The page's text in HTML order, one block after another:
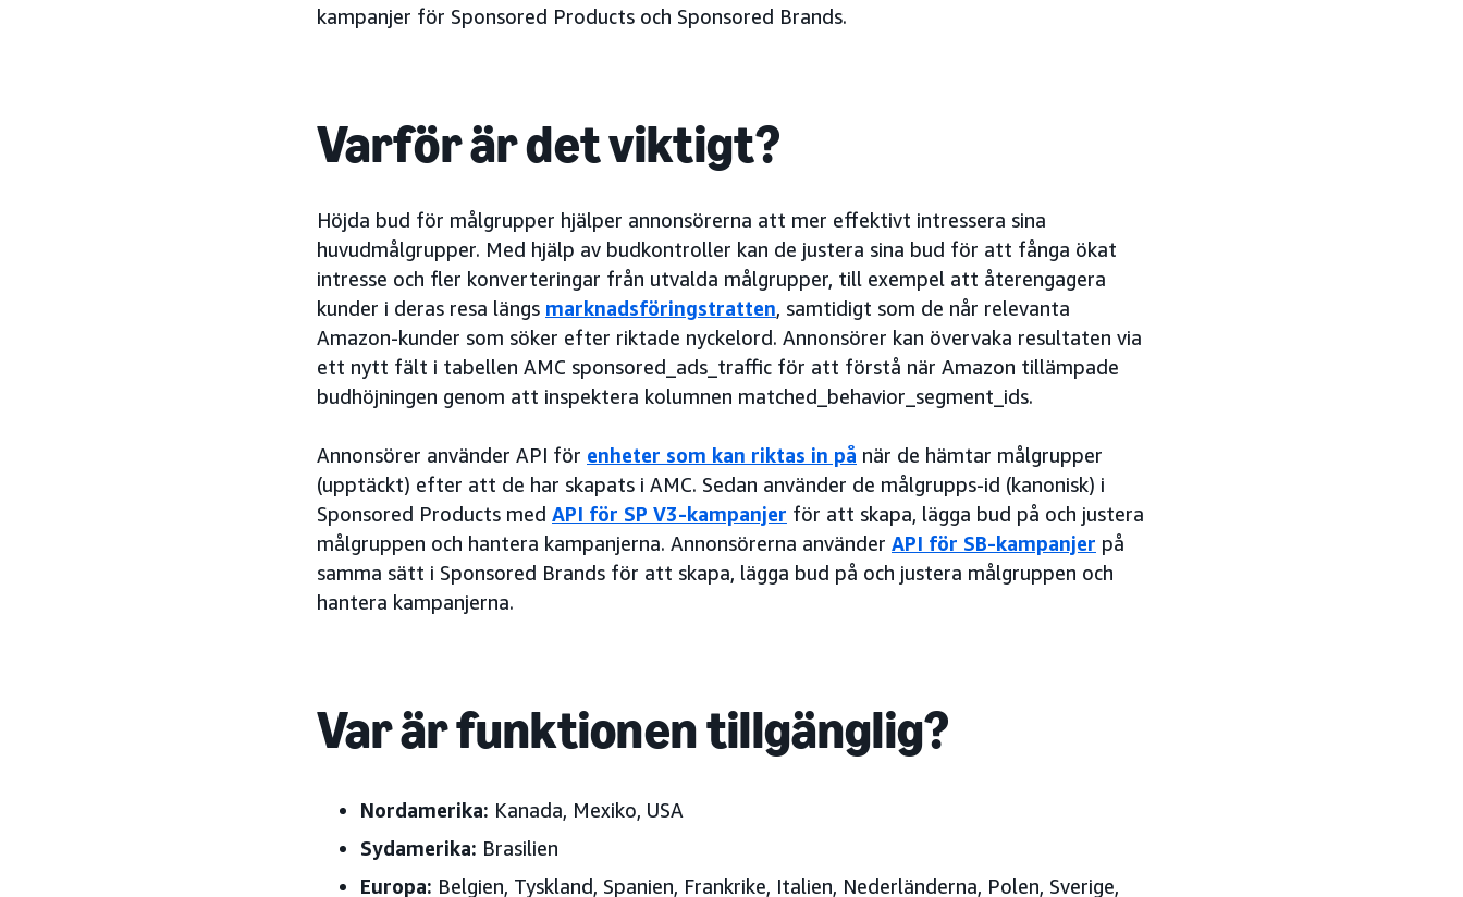
kampanjer för Sponsored Products och Sponsored Brands.
Varför är det viktigt?
Höjda bud för målgrupper hjälper annonsörerna att mer effektivt intressera sina
huvudmålgrupper. Med hjälp av budkontroller kan de justera sina bud för att fånga ökat
intresse och fler konverteringar från utvalda målgrupper, till exempel att återengagera
kunder i deras resa längs marknadsföringstratten, samtidigt som de når relevanta
Amazon-kunder som söker efter riktade nyckelord. Annonsörer kan övervaka resultaten via
ett nytt fält i tabellen AMC sponsored_ads_traffic för att förstå när Amazon tillämpade
budhöjningen genom att inspektera kolumnen matched_behavior_segment_ids.
Annonsörer använder API för enheter som kan riktas in på när de hämtar målgrupper
(upptäckt) efter att de har skapats i AMC. Sedan använder de målgrupps-id (kanonisk) i
Sponsored Products med API för SP V3-kampanjer för att skapa, lägga bud på och justera
målgruppen och hantera kampanjerna. Annonsörerna använder API för SB-kampanjer på
samma sätt i Sponsored Brands för att skapa, lägga bud på och justera målgruppen och
hantera kampanjerna.
Var är funktionen tillgänglig?
Nordamerika: Kanada, Mexiko, USA
Sydamerika: Brasilien
Europa: Belgien, Tyskland, Spanien, Frankrike, Italien, Nederländerna, Polen, Sverige,